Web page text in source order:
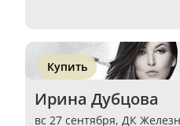
Купить
Ирина Дубцова
вс 27 сентября, ДК